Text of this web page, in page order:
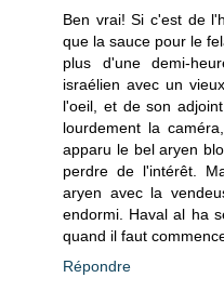
Ben vrai! Si c'est de
que la sauce pour le
plus d'une demi-
israélien avec un
l'oeil, et de son
lourdement la
apparu le bel aryen
perdre de l'intérêt.
aryen avec la
endormi. Haval al ha
quand il faut
Répondre